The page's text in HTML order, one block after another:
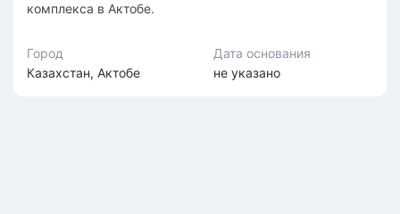
комплекса в Актобе.
Город
Казахстан, Актобе
Дата основания
не указано